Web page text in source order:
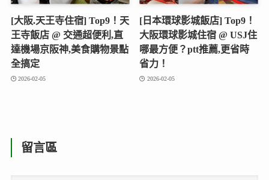
[大阪.天王寺住宿] Top9！天
王寺飯店 @ 交通超便利,直
達機場京阪神,美食購物景點
全搞定
2026-02-05
[日本環球影城飯店] Top9！
大阪環球影城住宿 @ USJ住
哪最方便？ptt推薦,更省時
省力！
2026-02-05
留言區